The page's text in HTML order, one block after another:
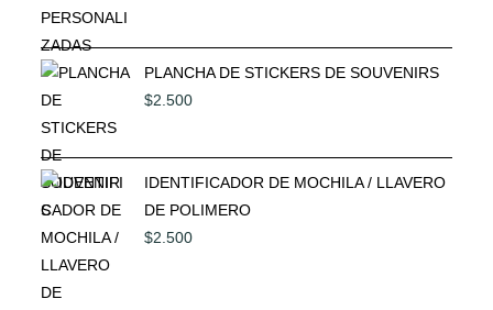
PLANCHA DE STICKERS DE SOUVENIRS
$2.500
IDENTIFICADOR DE MOCHILA / LLAVERO
DE POLIMERO
$2.500